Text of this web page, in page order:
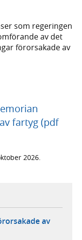
som regeringen
av det
förorsakade av
fartyg (pdf
2026.
av